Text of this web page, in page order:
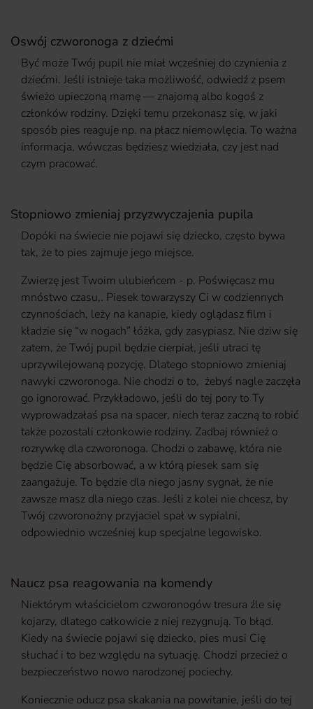
Oswój czworonoga z dziećmi
Być może Twój pupil nie miał wcześniej do czynienia z
dziećmi. Jeśli istnieje taka możliwość, odwiedź z psem
świeżo upieczoną mamę — znajomą albo kogoś z
członków rodziny. Dzięki temu przekonasz się, w jaki
sposób pies reaguje np. na płacz niemowlęcia. To ważna
informacja, wówczas będziesz wiedziała, czy jest nad
czym pracować.
Stopniowo zmieniaj przyzwyczajenia pupila
Dopóki na świecie nie pojawi się dziecko, często bywa
tak, że to pies zajmuje jego miejsce.
Zwierzę jest Twoim ulubieńcem - p. Poświęcasz mu
mnóstwo czasu,. Piesek towarzyszy Ci w codziennych
czynnościach, leży na kanapie, kiedy oglądasz film i
kładzie się “w nogach” łóżka, gdy zasypiasz. Nie dziw się
zatem, że Twój pupil będzie cierpiał, jeśli utraci tę
uprzywilejowaną pozycję. Dlatego stopniowo zmieniaj
nawyki czworonoga. Nie chodzi o to, żebyś nagle zaczęła
go ignorować. Przykładowo, jeśli do tej pory to Ty
wyprowadzałaś psa na spacer, niech teraz zaczną to robić
także pozostali członkowie rodziny. Zadbaj również o
rozrywkę dla czworonoga. Chodzi o zabawę, która nie
będzie Cię absorbować, a w którą piesek sam się
zaangażuje. To będzie dla niego jasny sygnał, że nie
zawsze masz dla niego czas. Jeśli z kolei nie chcesz, by
Twój czworonożny przyjaciel spał w sypialni,
odpowiednio wcześniej kup specjalne legowisko.
Naucz psa reagowania na komendy
Niektórym właścicielom czworonogów tresura źle się
kojarzy, dlatego całkowicie z niej rezygnują. To błąd.
Kiedy na świecie pojawi się dziecko, pies musi Cię
słuchać i to bez względu na sytuację. Chodzi przecież o
bezpieczeństwo nowo narodzonej pociechy.
Koniecznie oducz psa skakania na powitanie, jeśli do tej